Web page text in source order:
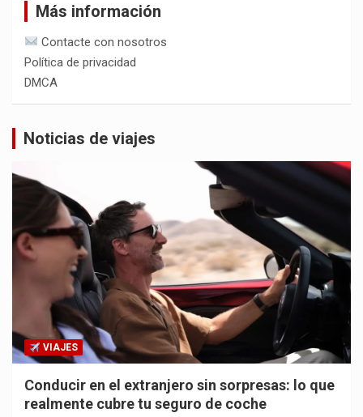
Más información
Contacte con nosotros
Política de privacidad
DMCA
Noticias de viajes
VIAJES
Conducir en el extranjero sin sorpresas: lo que
realmente cubre tu seguro de coche